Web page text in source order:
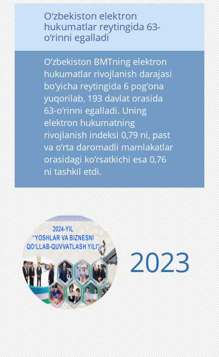
O‘zbekiston elektron
hukumatlar reytingida 63-
o‘rinni egalladi
O‘zbekiston BMTning elektron
hukumatlar rivojlanish darajasi
bo‘yicha reytingida 6 pog‘ona
yuqorilab, 193 davlat orasida
63-o‘rinni egalladi. Uning
elektron hukumatning
rivojlanish indeksi 0,79 ni, past
va o‘rta daromadli mamlakatlar
orasidagi ko‘rsatkichi esa 0,76
ni tashkil etdi.
2023